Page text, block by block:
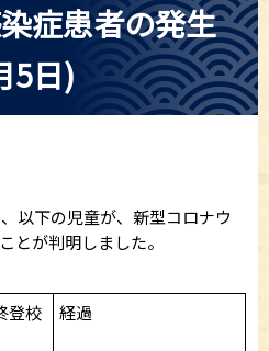
症患者の発生
5日)
以下の児童が、新型コロナウ
とが判明しました。
登校
経過